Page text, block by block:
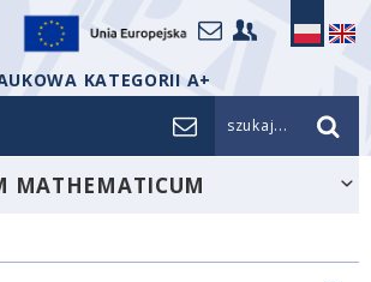
KATEGORII A+
szukaj...
MATHEMATICUM